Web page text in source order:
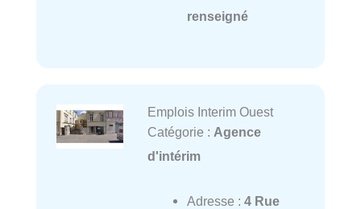
renseigné
Emplois Interim Ouest
Catégorie : Agence
d'intérim
Adresse : 4 Rue